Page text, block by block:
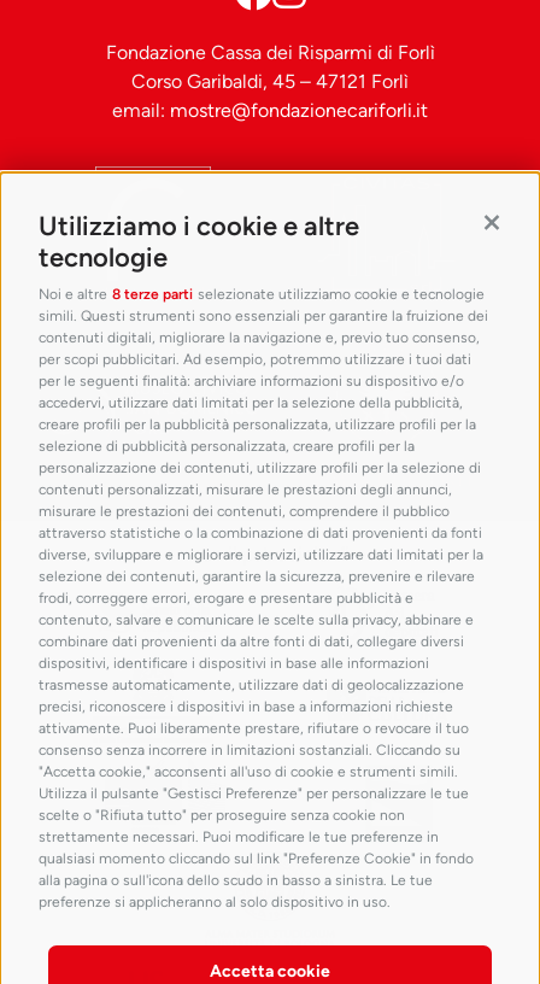
Utilizziamo i cookie e altre
tecnologie
Noi e altre 8 terze parti selezionate utilizziamo cookie e tecnologie
simili. Questi strumenti sono essenziali per garantire la fruizione dei
contenuti digitali, migliorare la navigazione e, previo tuo consenso,
per scopi pubblicitari. Ad esempio, potremmo utilizzare i tuoi dati
per le seguenti finalità: archiviare informazioni su dispositivo e/o
accedervi, utilizzare dati limitati per la selezione della pubblicità,
creare profili per la pubblicità personalizzata, utilizzare profili per la
selezione di pubblicità personalizzata, creare profili per la
personalizzazione dei contenuti, utilizzare profili per la selezione di
contenuti personalizzati, misurare le prestazioni degli annunci,
misurare le prestazioni dei contenuti, comprendere il pubblico
attraverso statistiche o la combinazione di dati provenienti da fonti
diverse, sviluppare e migliorare i servizi, utilizzare dati limitati per la
selezione dei contenuti, garantire la sicurezza, prevenire e rilevare
frodi, correggere errori, erogare e presentare pubblicità e
contenuto, salvare e comunicare le scelte sulla privacy, abbinare e
combinare dati provenienti da altre fonti di dati, collegare diversi
dispositivi, identificare i dispositivi in base alle informazioni
trasmesse automaticamente, utilizzare dati di geolocalizzazione
precisi, riconoscere i dispositivi in base a informazioni richieste
attivamente. Puoi liberamente prestare, rifiutare o revocare il tuo
consenso senza incorrere in limitazioni sostanziali. Cliccando su
"Accetta cookie," acconsenti all'uso di cookie e strumenti simili.
Utilizza il pulsante "Gestisci Preferenze" per personalizzare le tue
scelte o "Rifiuta tutto" per proseguire senza cookie non
strettamente necessari. Puoi modificare le tue preferenze in
qualsiasi momento cliccando sul link "Preferenze Cookie" in fondo
alla pagina o sull'icona dello scudo in basso a sinistra. Le tue
preferenze si applicheranno al solo dispositivo in uso.
Accetta cookie
Fondazione Cassa dei Risparmi di Forlì
Corso Garibaldi, 45 – 47121 Forlì
email: mostre@fondazionecariforli.it
con il patrocinio di